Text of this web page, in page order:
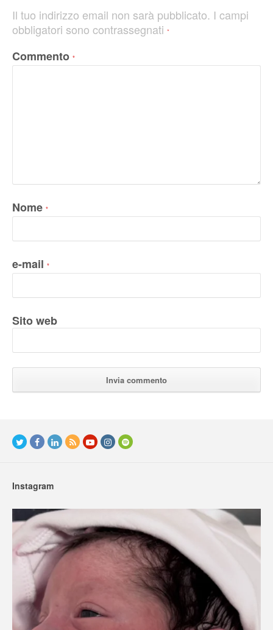
Il tuo indirizzo email non sarà pubblicato. I campi
obbligatori sono contrassegnati *
Commento *
Nome *
e-mail *
Sito web
Instagram